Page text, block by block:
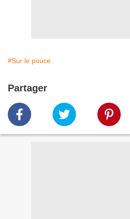
#Sur le pouce
Partager